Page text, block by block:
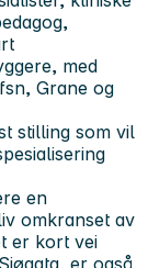
med
Grane og
stilling som vil
en
omkranset av
er kort vei
er også